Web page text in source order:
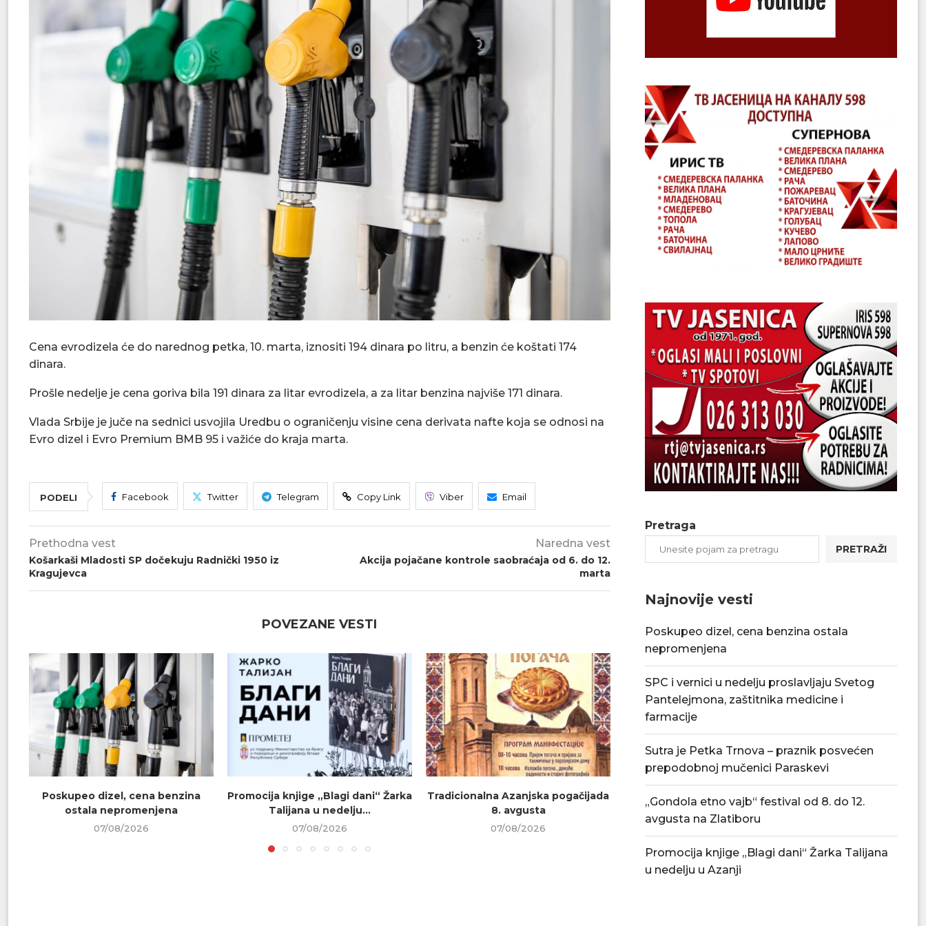
Cena evrodizela će do narednog petka, 10. marta, iznositi 194 dinara po litru, a benzin će koštati 174
dinara.
Prošle nedelje je cena goriva bila 191 dinara za litar evrodizela, a za litar benzina najviše 171 dinara.
Vlada Srbije je juče na sednici usvojila Uredbu o ograničenju visine cena derivata nafte koja se odnosi na
Evro dizel i Evro Premium BMB 95 i važiće do kraja marta.
PODELI Facebook Twitter Telegram Copy Link Viber Email
Prethodna vest
Košarkaši Mladosti SP dočekuju Radnički 1950 iz
Kragujevca
Naredna vest
Akcija pojačane kontrole saobraćaja od 6. do 12.
marta
POVEZANE VESTI
Poskupeo dizel, cena benzina
ostala nepromenjena
07/08/2026
Promocija knjige „Blagi dani“ Žarka
Talijana u nedelju...
07/08/2026
Tradicionalna Azanjska pogačijada
8. avgusta
07/08/2026
Nenad Jezdić u predstavi „Knjiga o
Milutinu“ u...
Vlada Srbije
Pretraga
PRETRAŽI
Najnovije vesti
Poskupeo dizel, cena benzina ostala
nepromenjena
SPC i vernici u nedelju proslavljaju Svetog
Pantelejmona, zaštitnika medicine i
farmacije
Sutra je Petka Trnova – praznik posvećen
prepodobnoj mučenici Paraskevi
„Gondola etno vajb“ festival od 8. do 12.
avgusta na Zlatiboru
Promocija knjige „Blagi dani“ Žarka Talijana
u nedelju u Azanji